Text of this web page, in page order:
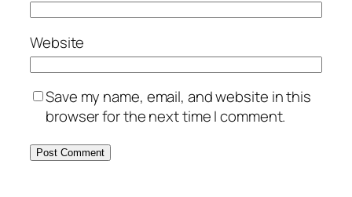
Website
Save my name, email, and website in this
browser for the next time I comment.